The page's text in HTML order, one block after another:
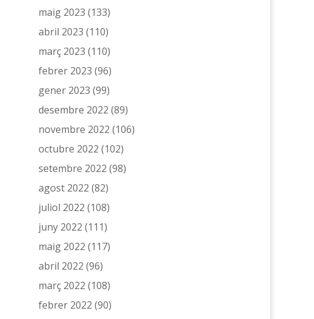
maig 2023 (133)
abril 2023 (110)
març 2023 (110)
febrer 2023 (96)
gener 2023 (99)
desembre 2022 (89)
novembre 2022 (106)
octubre 2022 (102)
setembre 2022 (98)
agost 2022 (82)
juliol 2022 (108)
juny 2022 (111)
maig 2022 (117)
abril 2022 (96)
març 2022 (108)
febrer 2022 (90)